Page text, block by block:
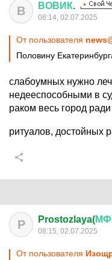
В ВОВИК.
08:14, 02.07.2025
От пользователя
Половину
слабоумных нужно
недееспособными в
раком весь город
ритуалов, достойных
P Prostozlaya(
08:15, 02.07.2025
От пользователя